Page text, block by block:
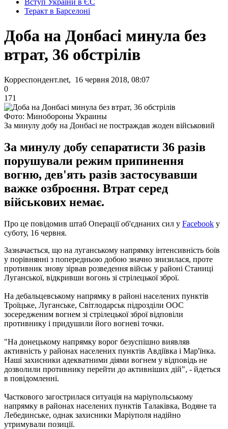
Вступ України в ЄС
Теракт в Барселоні
Доба на Донбасі минула без
втрат, 36 обстрілів
Корреспондент.net, 16 червня 2018, 08:07
0
171
Фото: Минобороны Украины
За минулу добу на Донбасі не постраждав жоден військовий
За минулу добу сепаратисти 36 разів
порушували режим припинення
вогню, дев'ять разів застосувавши
важке озброєння. Втрат серед
військових немає.
Про це повідомив штаб Операції об'єднаних сил у Facebook у
суботу, 16 червня.
Зазначається, що на луганському напрямку інтенсивність боїв
у порівнянні з попередньою добою значно знизилася, проте
противник знову зірвав розведення військ у районі Станиці
Луганської, відкривши вогонь зі стрілецької зброї.
На дебальцевському напрямку в районі населених пунктів
Троїцьке, Луганське, Світлодарськ підрозділи ООС
зосередженим вогнем зі стрілецької зброї відповіли
противнику і придушили його вогневі точки.
"На донецькому напрямку ворог безуспішно виявляв
активність у районах населених пунктів Авдіївка і Мар'їнка.
Наші захисники адекватними діями вогнем у відповідь не
дозволили противнику перейти до активніших дій", - йдеться
в повідомленні.
Часткового загострилася ситуація на маріупольському
напрямку в районах населених пунктів Талаківка, Водяне та
Лебединське, однак захисники Маріуполя надійно
утримували позиції.